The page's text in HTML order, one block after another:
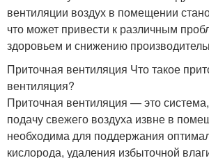
вентиляции воздух в помещении
что может привести к различным
здоровьем и снижению
Приточная вентиляция Что такое
вентиляция?
Приточная вентиляция — это
подачу свежего воздуха извне в
необходима для поддержания
кислорода, удаления избыточной